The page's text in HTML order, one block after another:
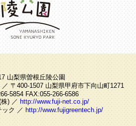
山梨県曽根丘陵公園
〒400-1507 山梨県甲府市下向山町1271
5854 FAX:055-266-6586
株) ／http://www.fuji-net.co.jp/
ック ／ http://www.fujigreentech.jp/